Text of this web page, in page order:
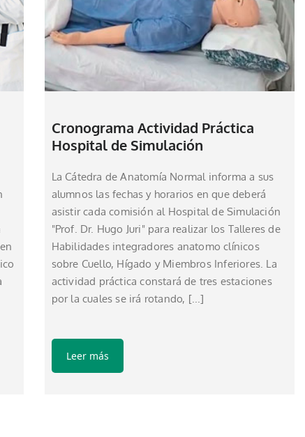
Cronograma Actividad Práctica
Hospital de Simulación
La Cátedra de Anatomía Normal informa a sus
alumnos las fechas y horarios en que deberá
asistir cada comisión al Hospital de Simulación
"Prof. Dr. Hugo Juri" para realizar los Talleres de
Habilidades integradores anatomo clínicos
sobre Cuello, Hígado y Miembros Inferiores. La
actividad práctica constará de tres estaciones
por la cuales se irá rotando, [...]
Leer más